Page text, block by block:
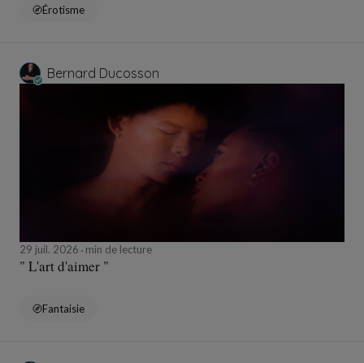
Érotisme
Bernard Ducosson
29 juil. 2026 min de lecture
" L'art d'aimer "
Fantaisie